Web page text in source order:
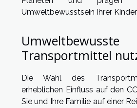
Umweltbewusstsein Ihrer
Umweltbewusste
Transportmittel
Die Wahl des
erheblichen Einfluss auf den
Sie und Ihre Familie auf einer